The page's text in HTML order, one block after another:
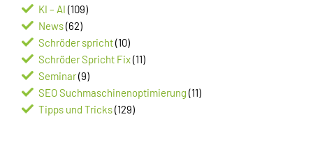
KI – AI (109)
News(62)
Schröder spricht(10)
Schröder Spricht Fix(11)
Seminar(9)
SEO Suchmaschinenoptimierung (11)
Tipps und Tricks(129)